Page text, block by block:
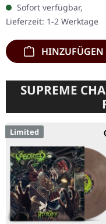
Sofort verfügbar,
Lieferzeit: 1-2 Werktage
HINZUFÜGEN
SUPREME
Limited